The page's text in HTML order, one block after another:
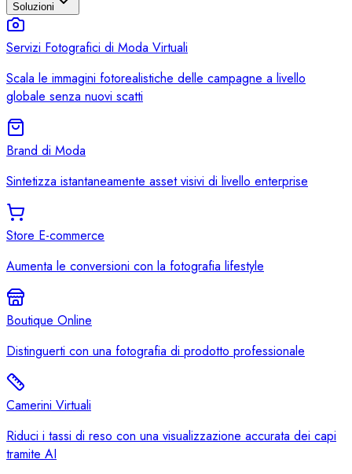
Soluzioni
Servizi Fotografici di Moda Virtuali
Scala le immagini fotorealistiche delle campagne a livello
globale senza nuovi scatti
Brand di Moda
Sintetizza istantaneamente asset visivi di livello enterprise
Store E-commerce
Aumenta le conversioni con la fotografia lifestyle
Boutique Online
Distinguerti con una fotografia di prodotto professionale
Camerini Virtuali
Riduci i tassi di reso con una visualizzazione accurata dei capi
tramite AI